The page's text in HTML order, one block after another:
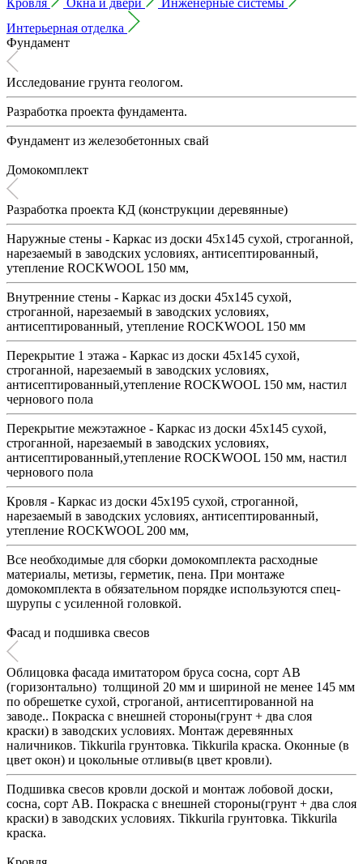
Интерьерная отделка
Фундамент
Исследование грунта геологом.
Разработка проекта фундамента.
Фундамент из железобетонных свай
Домокомплект
Разработка проекта КД (конструкции деревянные)
Наружные стены - Каркас из доски 45х145 сухой, строганной,
нарезаемый в заводских условиях, антисептированный,
утепление ROCKWOOL 150 мм,
Внутренние стены - Каркас из доски 45х145 сухой,
строганной, нарезаемый в заводских условиях,
антисептированный, утепление ROCKWOOL 150 мм
Перекрытие 1 этажа - Каркас из доски 45х145 сухой,
строганной, нарезаемый в заводских условиях,
антисептированный,утепление ROCKWOOL 150 мм, настил
чернового пола
Перекрытие межэтажное - Каркас из доски 45х145 сухой,
строганной, нарезаемый в заводских условиях,
антисептированный,утепление ROCKWOOL 150 мм, настил
чернового пола
Кровля - Каркас из доски 45х195 сухой, строганной,
нарезаемый в заводских условиях, антисептированный,
утепление ROCKWOOL 200 мм,
Все необходимые для сборки домокомплекта расходные
материалы, метизы, герметик, пена. При монтаже
домокомплекта в обязательном порядке используются спец-
шурупы c усиленной головкой.
Фасад и подшивка свесов
Облицовка фасада имитатором бруса сосна, сорт АВ
(горизонтально) толщиной 20 мм и шириной не менее 145 мм
по обрешетке сухой, строганой, антисептированной на
заводе.. Покраска с внешней стороны(грунт + два слоя
краски) в заводских условиях. Монтаж деревянных
наличников. Tikkurila грунтовка. Tikkurila краска. Оконные (в
цвет окон) и цокольные отливы(в цвет кровли).
Подшивка свесов кровли доской и монтаж лобовой доски,
сосна, сорт АВ. Покраска с внешней стороны(грунт + два слоя
краски) в заводских условиях. Tikkurila грунтовка. Tikkurila
краска.